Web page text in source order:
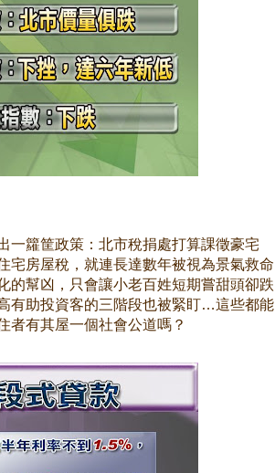
一籮筐政策：北市稅捐處打算課徵豪宅
宅房屋稅，就連長達數年被視為景氣救命
的幫凶，只會讓小老百姓短期嘗甜頭卻跌
有助投資客的三階段也被緊盯…這些都能
者有其屋一個社會公道嗎？